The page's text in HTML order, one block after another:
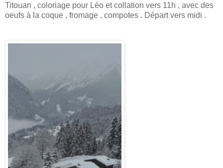
Titouan , coloriage pour Léo et collation vers 11h , avec des
oeufs à la coque , fromage , compotes . Départ vers midi .